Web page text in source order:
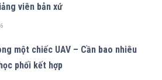
viên bản xứ
một chiếc UAV – Cần bao nhiêu
phối kết hợp